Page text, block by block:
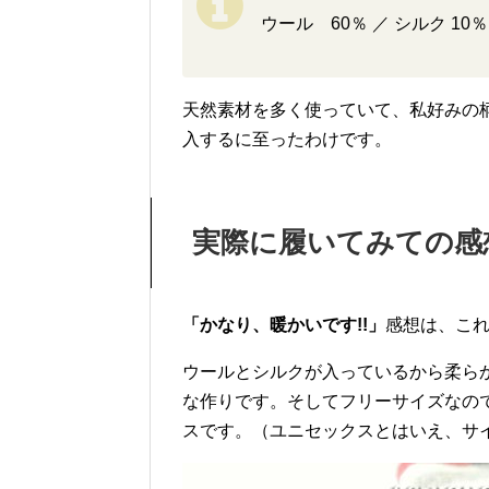
ウール 60％ ／ シルク 10
天然素材を多く使っていて、私好み
入するに至ったわけです。
実際に履いてみての感
「かなり、暖かいです!!」 感想は、こ
ウールとシルクが入っているから柔
な作りです。そしてフリーサイズな
スです。（ユニセックスとはいえ、サ